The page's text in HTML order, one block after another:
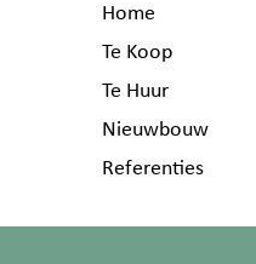
Home
Te Koop
Te Huur
Nieuwbouw
Referenties